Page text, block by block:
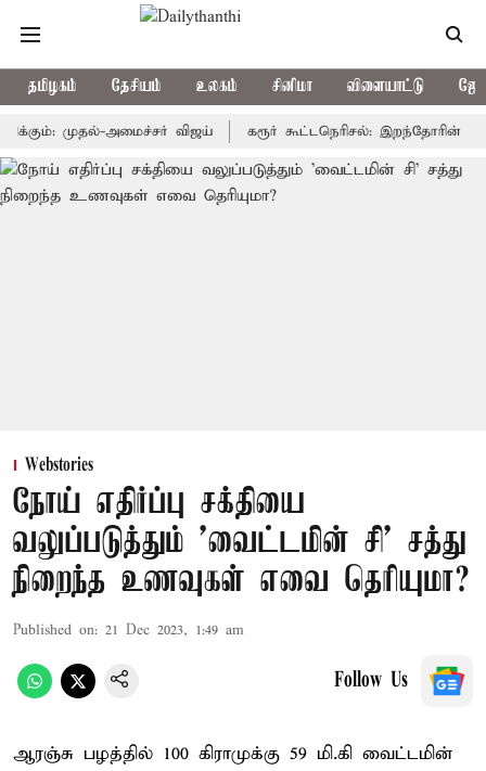
தமிழகம் தேசியம் உலகம் சினிமா விளையாட்டு
முதல்-அமைச்சர் விஜய் கரூர் கூட்டநெரிசல்: இறந்தோரின்
Webstories
நோய் எதிர்ப்பு சக்தியை
வலுப்படுத்தும் 'வைட்டமின் சி' சத்து
நிறைந்த உணவுகள் எவை தெரியுமா?
Published on: 21 Dec 2023, 1:49 am
Follow Us
ஆரஞ்சு பழத்தில் 100 கிராமுக்கு 59 மி.கி வைட்டமின்